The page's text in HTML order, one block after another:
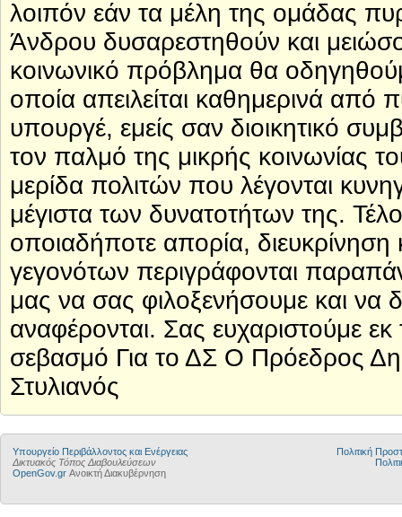
λοιπόν εάν τα μέλη της ομάδας
Άνδρου δυσαρεστηθούν και
κοινωνικό πρόβλημα θα
οποία απειλείται καθημερινά από
υπουργέ, εμείς σαν διοικητικό
τον παλμό της μικρής κοινωνίας
μερίδα πολιτών που λέγονται
μέγιστα των δυνατοτήτων της.
οποιαδήποτε απορία,
γεγονότων περιγράφονται
μας να σας φιλοξενήσουμε και να
αναφέρονται. Σας ευχαριστούμε
σεβασμό Για το ΔΣ Ο Πρόεδρος
Στυλιανός
Yπουργείο Περιβάλλοντος και Ενέργειας
Δικτυακός Τόπος Διαβουλεύσεων
OpenGov.gr Ανοικτή Διακυβέρνηση
Πολιτική